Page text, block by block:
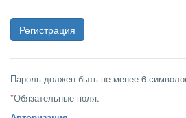
Пароль должен быть не менее 6
*Обязательные поля.